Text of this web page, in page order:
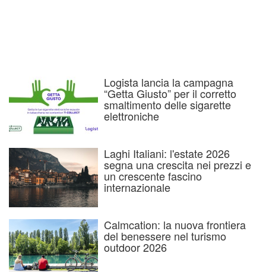
Logista lancia la campagna
“Getta Giusto” per il corretto
smaltimento delle sigarette
elettroniche
Laghi Italiani: l'estate 2026
segna una crescita nei prezzi e
un crescente fascino
internazionale
Calmcation: la nuova frontiera
del benessere nel turismo
outdoor 2026